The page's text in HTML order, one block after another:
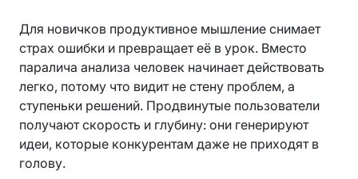
Для новичков продуктивное мышление снимает
страх ошибки и превращает её в урок. Вместо
паралича анализа человек начинает действовать
легко, потому что видит не стену проблем, а
ступеньки решений. Продвинутые пользователи
получают скорость и глубину: они генерируют
идеи, которые конкурентам даже не приходят в
голову.